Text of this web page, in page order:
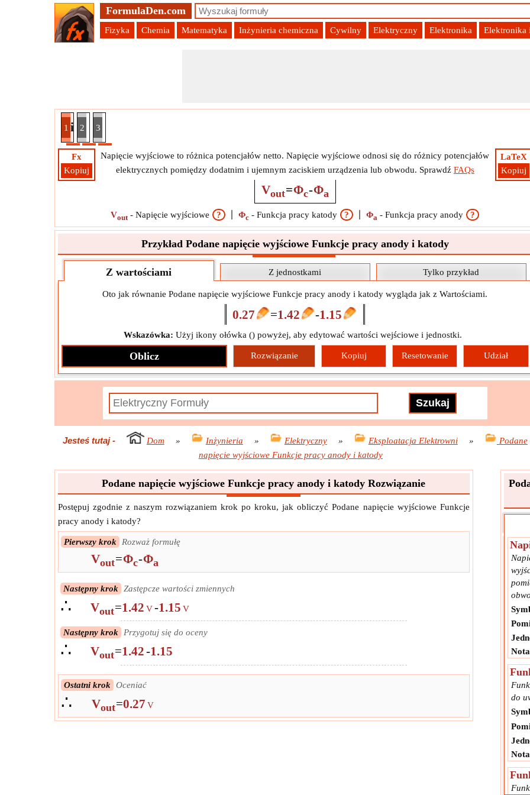
FormulaDen.com
Fizyka Chemia Matematyka Inżynieria chemiczna Cywilny Elektryczny Elektronika Elektronika
1
wyjściowe Funkcje pracy anody i katody
2 3
Fx
Kopiuj
LaTeX
Kopiuj
Napięcie wyjściowe to różnica potencjałów netto. Napięcie wyjściowe odnosi się do różnicy potencjałów
elektrycznych pomiędzy dodatnim i ujemnym zaciskiem urządzenia lub obwodu. Sprawdź FAQs
Vout=Φc-Φa
Vout -Napięcie wyjściowe ? Φc -Funkcja pracy katody ? Φa -Funkcja pracy anody ?
Przykład Podane napięcie wyjściowe Funkcje pracy anody i katody
Z wartościami Z jednostkami Tylko przykład
Oto jak równanie Podane napięcie wyjściowe Funkcje pracy anody i katody wygląda jak z Wartościami.
0.27 =1.42 -1.15
Wskazówka: Użyj ikony ołówka () powyżej, aby edytować wartości wejściowe i jednostki.
Oblicz Rozwiązanie Kopiuj Resetowanie Udział
Jesteś tutaj- Dom » Inżynieria » Elektryczny » Eksploatacja Elektrowni »
Podane
napięcie wyjściowe Funkcje pracy anody i katody
Podane napięcie wyjściowe Funkcje pracy anody i katody Rozwiązanie
Postępuj zgodnie z naszym rozwiązaniem krok po kroku, jak obliczyć Podane napięcie wyjściowe Funkcje
pracy anody i katody?
Pierwszy krok Rozważ formułę
Vout=Φc-Φa
Następny krok Zastępcze wartości zmiennych
∴ Vout=1.42 V-1.15 V
Następny krok Przygotuj się do oceny
∴ Vout=1.42-1.15
Ostatni krok Oceniać
∴ Vout=0.27 V
do